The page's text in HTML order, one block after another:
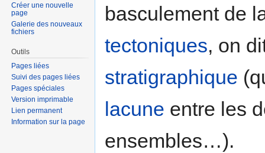
basculement de
tectoniques, on
stratigraphique
lacune entre les
ensembles…).
Créer une nouvelle
page
Galerie des nouveaux
fichiers
Outils
Pages liées
Suivi des pages liées
Pages spéciales
Version imprimable
Lien permanent
Information sur la page